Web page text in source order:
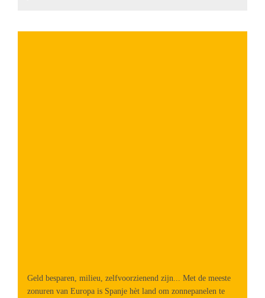
Geld besparen, milieu, zelfvoorzienend zijn... Met de meeste
zonuren van Europa is Spanje hèt land om zonnepanelen te